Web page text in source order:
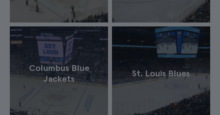
Columbus Blue
Jackets
St. Louis Blues